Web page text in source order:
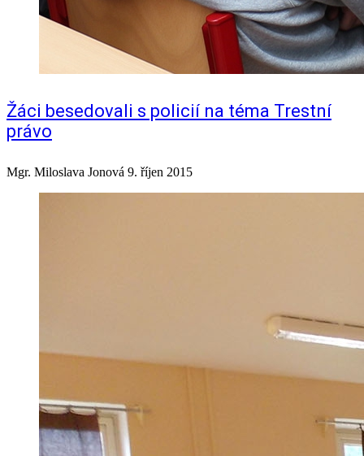
Žáci besedovali s policií na téma Trestní
právo
Mgr. Miloslava Jonová 9. říjen 2015